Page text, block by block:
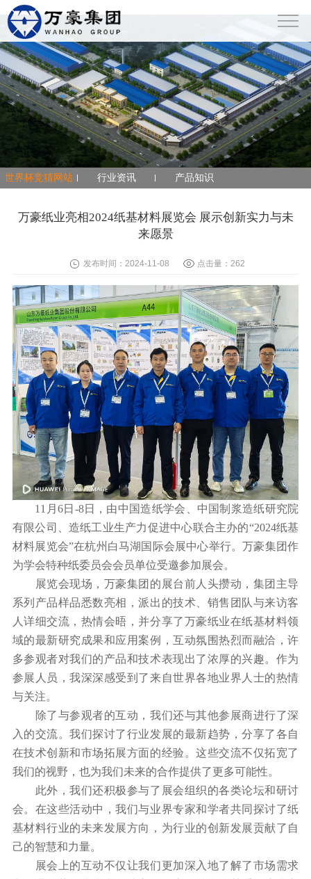
世界杯竞猜网站
世界杯竞猜网站 行业资讯 产品知识
万豪纸业亮相2024纸基材料展览会 展示创新实力与未
来愿景
发布时间：2024-11-08 点击量： 262
11月6日-8日，由中国造纸学会、中国制浆造纸研究院
有限公司、造纸工业生产力促进中心联合主办的“2024纸基
材料展览会”在杭州白马湖国际会展中心举行。万豪集团作
为学会特种纸委员会会员单位受邀参加展会。
展览会现场，万豪集团的展台前人头攒动，集团主导
系列产品样品悉数亮相，派出的技术、销售团队与来访客
人详细交流，热情会晤，并分享了万豪纸业在纸基材料领
域的最新研究成果和应用案例，互动氛围热烈而融洽，许
多参观者对我们的产品和技术表现出了浓厚的兴趣。作为
参展人员，我深深感受到了来自世界各地业界人士的热情
与关注。
除了与参观者的互动，我们还与其他参展商进行了深
入的交流。我们探讨了行业发展的最新趋势，分享了各自
在技术创新和市场拓展方面的经验。这些交流不仅拓宽了
我们的视野，也为我们未来的合作提供了更多可能性。
此外，我们还积极参与了展会组织的各类论坛和研讨
会。在这些活动中，我们与业界专家和学者共同探讨了纸
基材料行业的未来发展方向，为行业的创新发展贡献了自
己的智慧和力量。
展会上的互动不仅让我们更加深入地了解了市场需求